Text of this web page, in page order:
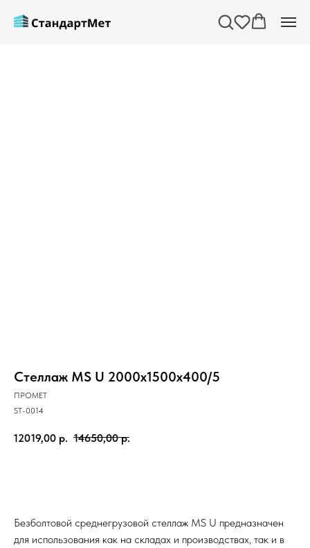
Стеллаж MS U 2000x1500x400/5
ПРОМЕТ
SТ-0014
12019,00 р. 14650,00 р.
Безболтовой среднегрузовой стеллаж MS U предназначен
для использования как на складах и производствах, так и в